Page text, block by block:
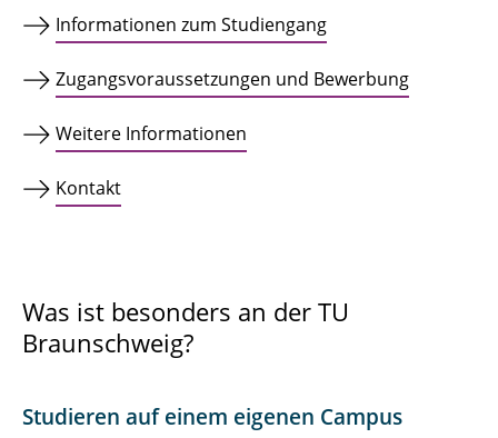
Informationen zum Studiengang
Zugangsvoraussetzungen und Bewerbung
Weitere Informationen
Kontakt
Was ist besonders an der TU
Braunschweig?
Studieren auf einem eigenen Campus